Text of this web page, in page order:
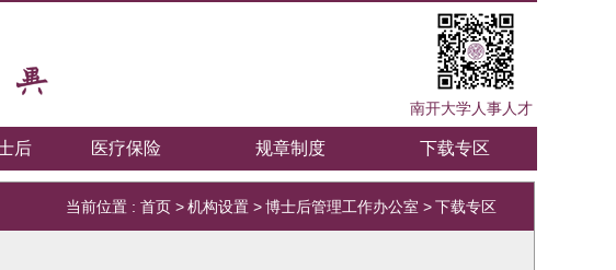
南开大学人事人才
后 医疗保险 规章制度 下载专区
当前位置 : 首页 > 机构设置 > 博士后管理工作办公室 > 下载专区